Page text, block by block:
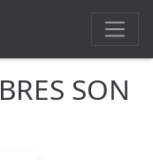
SON